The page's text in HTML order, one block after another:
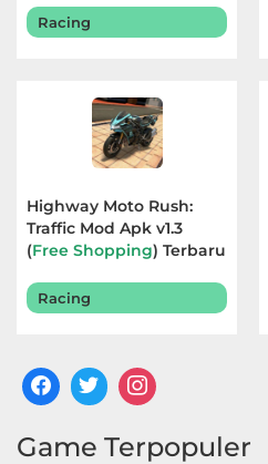
Racing
Highway Moto Rush:
Traffic Mod Apk v1.3
(Free Shopping) Terbaru
Racing
Game Terpopuler